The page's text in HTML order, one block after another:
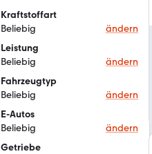
Kraftstoffart
Beliebig
ändern
Leistung
Beliebig
ändern
Fahrzeugtyp
Beliebig
ändern
E-Autos
Beliebig
ändern
Getriebe